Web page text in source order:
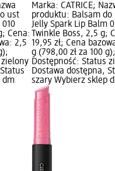
ust
Cena:
2,5
dm
Marka: CATRICE;
produktu: Balsam do
Jelly Spark Lip Balm
Twinkle Boss, 2,5 g;
19,95 zł; Cena
g (798,00 zł za 100 g);
Dostępność: Status
Dostawa dostępna,
szary Wybierz sklep